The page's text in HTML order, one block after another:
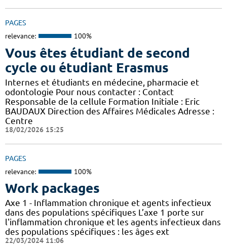
PAGES
relevance: 100%
Vous êtes étudiant de second
cycle ou étudiant Erasmus
Internes et étudiants en médecine, pharmacie et
odontologie Pour nous contacter : Contact
Responsable de la cellule Formation Initiale : Eric
BAUDAUX Direction des Affaires Médicales Adresse :
Centre
18/02/2026 15:25
PAGES
relevance: 100%
Work packages
Axe 1 - Inflammation chronique et agents infectieux
dans des populations spécifiques L’axe 1 porte sur
l'inflammation chronique et les agents infectieux dans
des populations spécifiques : les âges ext
22/03/2024 11:06